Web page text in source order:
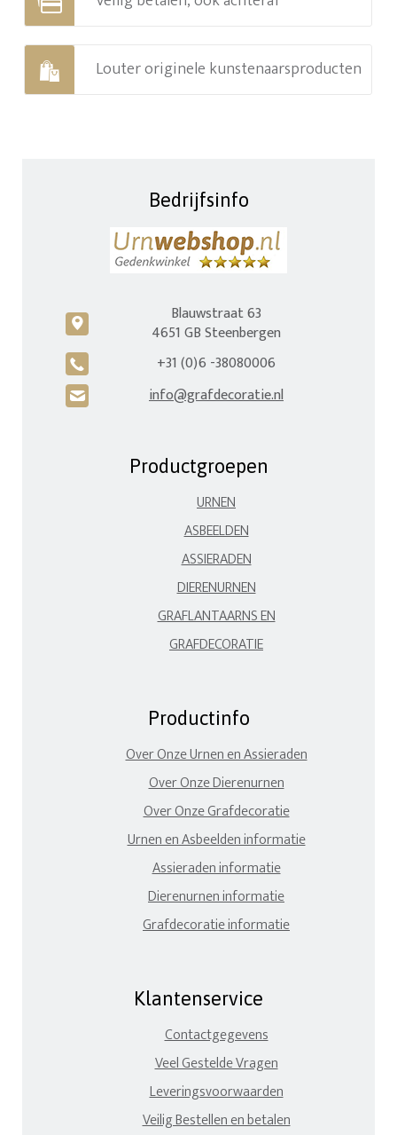
Louter originele kunstenaarsproducten
Bedrijfsinfo
c
Blauwstraat 63
4651 GB Steenbergen
A +31 (0)6 -38080006
H info@grafdecoratie.nl
Productgroepen
URNEN
ASBEELDEN
ASSIERADEN
DIERENURNEN
GRAFLANTAARNS EN
GRAFDECORATIE
Productinfo
Over Onze Urnen en Assieraden
Over Onze Dierenurnen
Over Onze Grafdecoratie
Urnen en Asbeelden informatie
Assieraden informatie
Dierenurnen informatie
Grafdecoratie informatie
Klantenservice
Contactgegevens
Veel Gestelde Vragen
Leveringsvoorwaarden
Veilig Bestellen en betalen